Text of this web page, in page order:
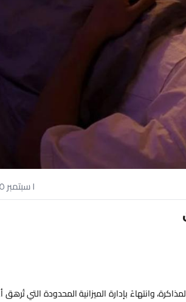
١ سبتمبر ٢٠٢٥
وانتهاءً بإدارة الميزانية المحدودة التي تُرهق